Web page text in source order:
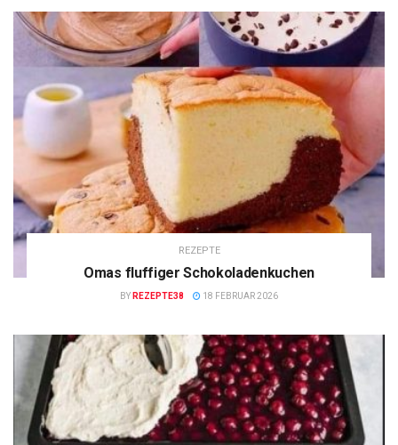
REZEPTE
Omas fluffiger Schokoladenkuchen
BY REZEPTE38 18 FEBRUAR 2026